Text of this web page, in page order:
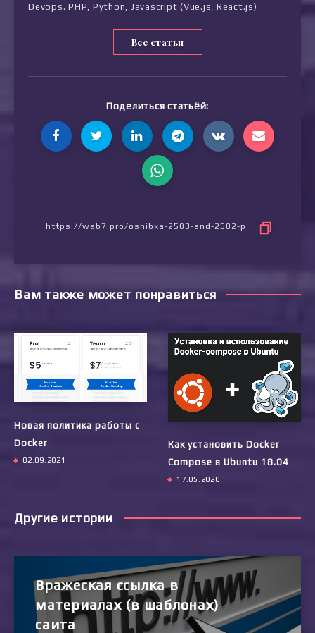
Devops. PHP, Python, Javascript (Vue.js, React.js)
Все статьи
Поделиться статьёй:
Вам также может понравиться
Новая политика работы с
Docker
02.09.2021
Как установить Docker
Compose в Ubuntu 18.04
17.05.2020
Другие истории
Вражеская ссылка в
материалах (в шаблонах)
саита